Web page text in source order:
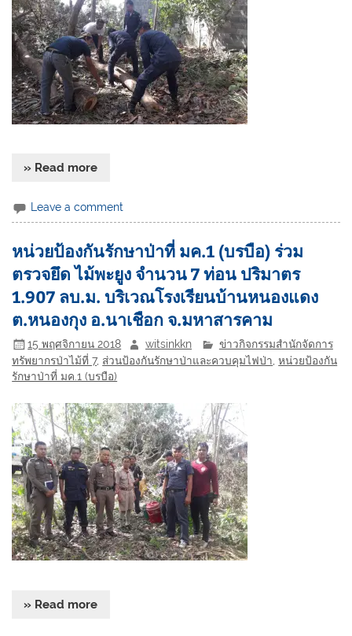
» Read more
Leave a comment
หน่วยป้องกันรักษาป่าที่ มค.1 (บรบือ) ร่วม
ตรวจยึด ไม้พะยูง จำนวน 7 ท่อน ปริมาตร
1.907 ลบ.ม. บริเวณโรงเรียนบ้านหนองแดง
ต.หนองกุง อ.นาเชือก จ.มหาสารคาม
15 พฤศจิกายน 2018 witsinkkn
ข่าวกิจกรรมสำนักจัดการ
ทรัพยากรป่าไม้ที่ 7, ส่วนป้องกันรักษาป่าและควบคุมไฟป่า ,หน่วยป้องกัน
รักษาป่าที่ มค.1 (บรบือ)
» Read more